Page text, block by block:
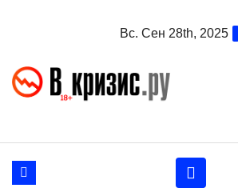
Вс. Сен 28th, 2025